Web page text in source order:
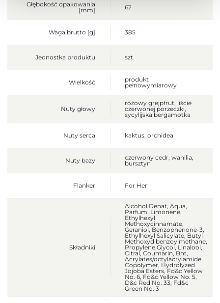
Głębokość opakowania
[mm]
62
Waga brutto [g] 385
Jednostka produktu szt.
Wielkość
produkt
pełnowymiarowy
Nuty głowy
różowy grejpfrut, liście
czerwonej porzeczki,
sycylijska bergamotka
Nuty serca kaktus, orchidea
Nuty bazy
czerwony cedr, wanilia,
bursztyn
Flanker For Her
Składniki
Alcohol Denat, Aqua,
Parfum, Limonene,
Ethylhexyl
Methoxycinnamate,
Geraniol, Benzophenone-3,
Ethylhexyl Salicylate, Butyl
Methoxydibenzoylmethane,
Propylene Glycol, Linalool,
Citral, Coumarin, Bht,
Acrylates/octylacrylamide
Copolymer, Hydrolyzed
Jojoba Esters, Fd&c Yellow
No. 6, Fd&c Yellow No. 5,
D&c Red No. 33, Fd&c
Green No. 3